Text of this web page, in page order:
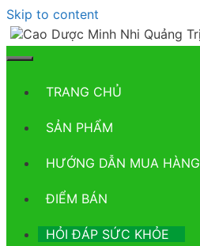
Skip to content
TRANG CHỦ
SẢN PHẨM
HƯỚNG DẪN MUA HÀNG
ĐIỂM BÁN
HỎI ĐÁP SỨC KHỎE